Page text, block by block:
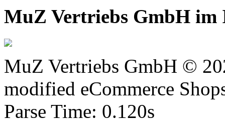
MuZ Vertriebs GmbH im
MuZ Vertriebs GmbH ©
modified eCommerce
Parse Time: 0.120s